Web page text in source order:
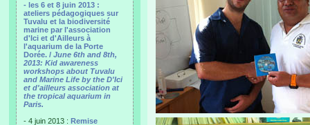
- les 6 et 8 juin 2013 :
ateliers pédagogiques sur
Tuvalu et la biodiversité
marine par l'association
d'Ici et d'Ailleurs à
l'aquarium de la Porte
Dorée. / June 6th and 8th,
2013: Kid awareness
workshops about Tuvalu
and Marine Life by the D'Ici
et d'ailleurs association at
the tropical aquarium in
Paris.
- 4 juin 2013 : Remise